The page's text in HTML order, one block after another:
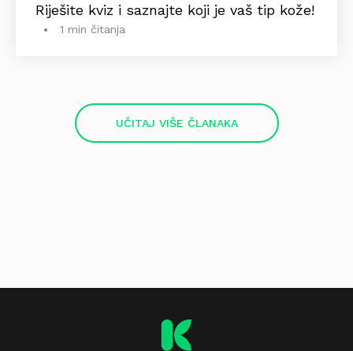
Riješite kviz i saznajte koji je vaš tip kože!
1 min čitanja
UČITAJ VIŠE ČLANAKA